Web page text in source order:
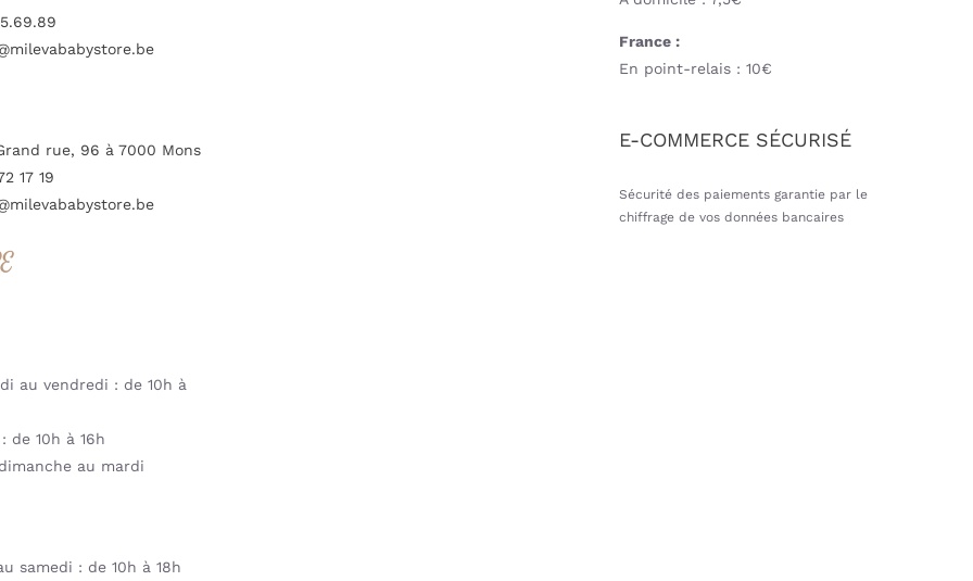
rue, 96 à 7000 Mons
17 19
au vendredi : de 10h à
de 10h à 16h
au mardi
samedi : de 10h à 18h
France :
En point-relais : 10€
E-COMMERCE SÉCURISÉ
Sécurité des paiements garantie par le
chiffrage de vos données bancaires